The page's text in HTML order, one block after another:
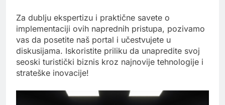
Za dublju ekspertizu i praktične savete o
implementaciji ovih naprednih pristupa, pozivamo
vas da posetite naš portal i učestvujete u
diskusijama. Iskoristite priliku da unapredite svoj
seoski turistički biznis kroz najnovije tehnologije i
strateške inovacije!